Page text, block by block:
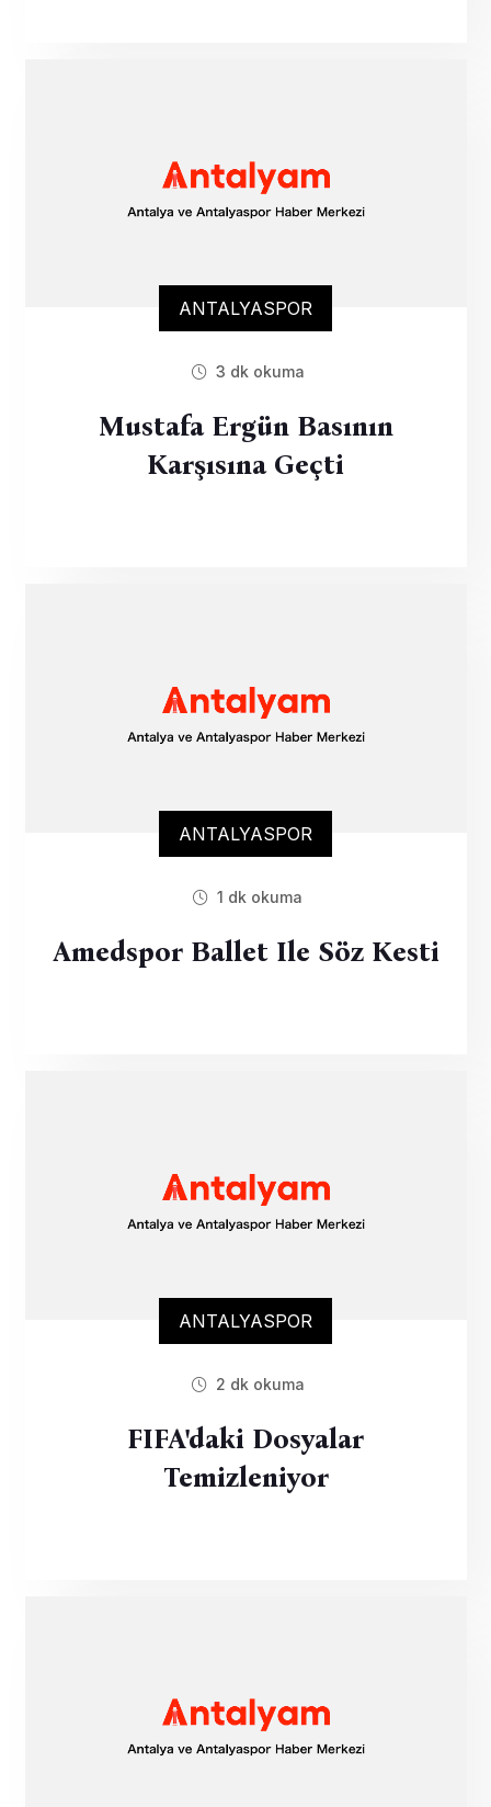
ANTALYASPOR
3 dk okuma
Mustafa Ergün Basının
Karşısına Geçti
ANTALYASPOR
1 dk okuma
Amedspor Ballet Ile Söz Kesti
ANTALYASPOR
2 dk okuma
FIFA'daki Dosyalar
Temizleniyor